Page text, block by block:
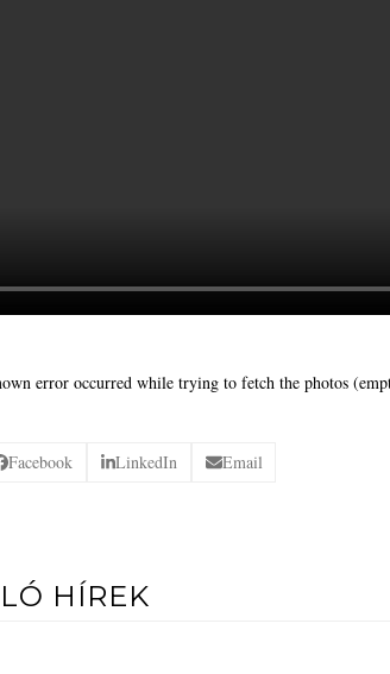
error occurred while trying to fetch the photos
Facebook LinkedIn Email
HÍREK